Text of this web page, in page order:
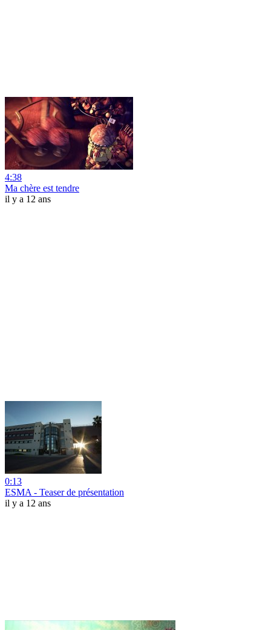
4:38
Ma chère est tendre
il y a 12 ans
0:13
ESMA - Teaser de présentation
il y a 12 ans